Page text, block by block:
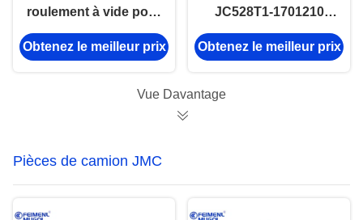
roulement à vide pour
ISUZU MSB5M JMC
1030 9-00096606-0
Obtenez le meilleur prix
JC528T1-1701210
JMC transfèrent la
vitesse oisive
Obtenez le meilleur prix
Vue Davantage
Pièces de camion JMC